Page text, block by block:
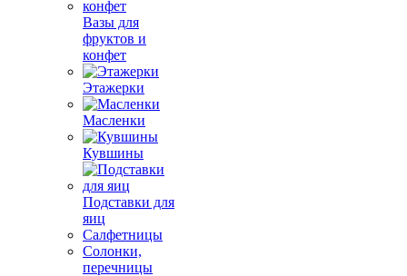
Вазы для
фруктов и
конфет
Этажерки
Масленки
Кувшины
Подставки для
яиц
Салфетницы
Солонки,
перечницы